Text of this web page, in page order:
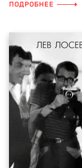
ПОДРОБНЕЕ